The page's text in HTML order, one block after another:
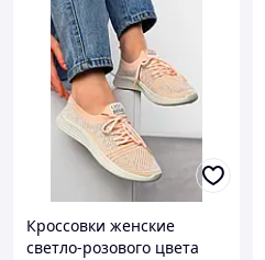
Кроссовки женские
светло-розового цвета